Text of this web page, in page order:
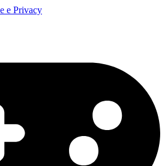
e Privacy